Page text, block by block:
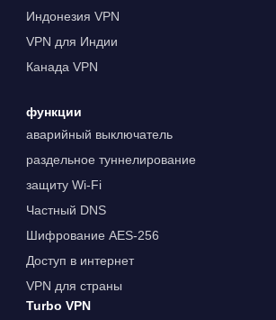
Индонезия VPN
VPN для Индии
Канада VPN
функции
аварийный выключатель
раздельное туннелирование
защиту Wi-Fi
Частный DNS
Шифрование AES-256
Доступ в интернет
VPN для страны
Turbo VPN